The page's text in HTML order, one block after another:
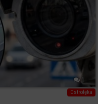
1
Ostrołęka